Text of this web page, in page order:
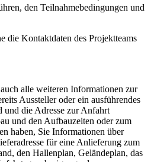
den Teilnahmebedingungen und
die Kontaktdaten des Projektteams
alle weiteren Informationen zur
Aussteller oder ein ausführendes
und die Adresse zur Anfahrt
und den Aufbauzeiten oder zum
haben, Sie Informationen über
für eine Anlieferung zum
den Hallenplan, Geländeplan, das